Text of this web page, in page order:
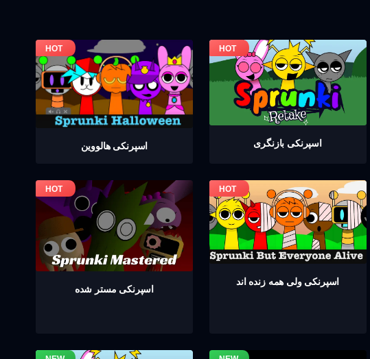
اسپرنکی هالووین اسپرنکی بازنگری
اسپرنکی مستر شده
اسپرنکی ولی همه زنده اند